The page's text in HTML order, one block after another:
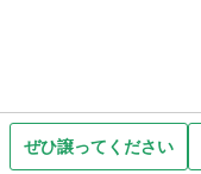
ぜひ譲ってください